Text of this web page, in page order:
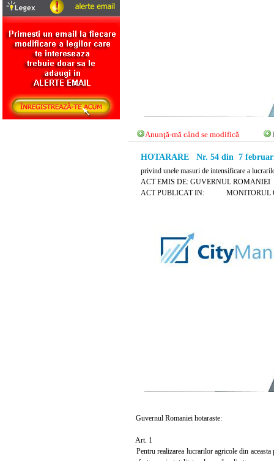
Anunţă-mă când se modifică
HOTARARE Nr. 54 din 7
privind unele masuri de intensificare a
ACT EMIS DE: GUVERNUL ROMANIEI
ACT PUBLICAT IN: MONITORUL
Guvernul Romaniei hotaraste:
Art. 1
Pentru realizarea lucrarilor agricole din aceasta